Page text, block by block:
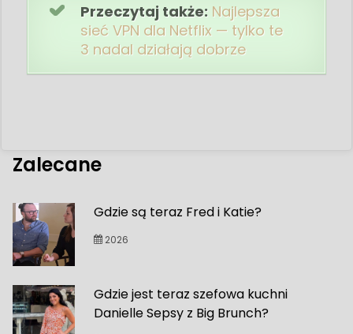
Przeczytaj także: Najlepsza
sieć VPN dla Netflix — tylko te
3 nadal działają dobrze
Zalecane
Gdzie są teraz Fred i Katie?
2026
Gdzie jest teraz szefowa kuchni
Danielle Sepsy z Big Brunch?